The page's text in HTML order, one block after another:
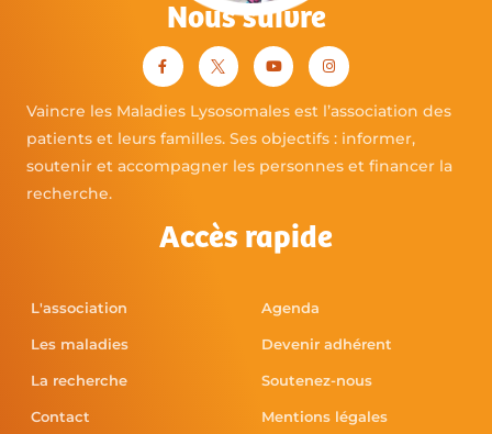
Nous suivre
Vaincre les Maladies Lysosomales est l’association des
patients et leurs familles. Ses objectifs : informer,
soutenir et accompagner les personnes et financer la
recherche.
Accès rapide
L'association
Les maladies
La recherche
Contact
Agenda
Devenir adhérent
Soutenez-nous
Mentions légales